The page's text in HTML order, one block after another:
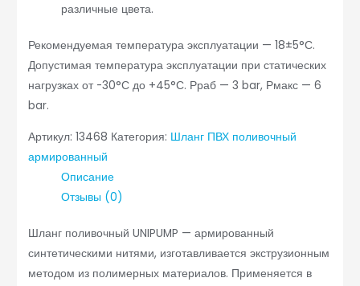
различные цвета.
Рекомендуемая температура эксплуатации — 18±5°С.
Допустимая температура эксплуатации при статических
нагрузках от -30°С до +45°С. Рраб — 3 bar, Рмакс — 6
bar.
Артикул: 13468 Категория: Шланг ПВХ поливочный
армированный
Описание
Отзывы (0)
Шланг поливочный UNIPUMP — армированный
синтетическими нитями, изготавливается экструзионным
методом из полимерных материалов. Применяется в